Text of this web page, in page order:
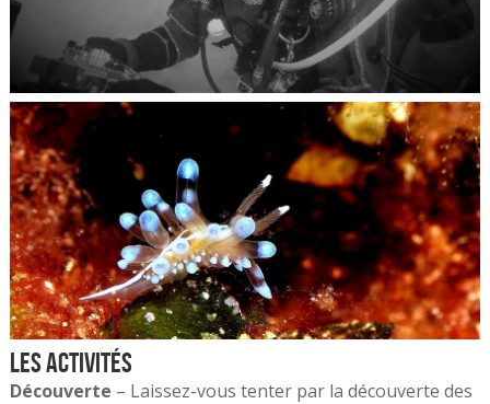
Les activités
Découverte – Laissez-vous tenter par la découverte des